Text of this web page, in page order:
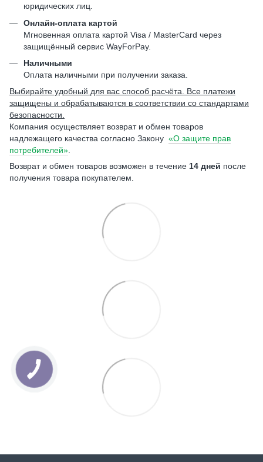
юридических лиц.
Онлайн-оплата картой
Мгновенная оплата картой Visa / MasterCard через
защищённый сервис WayForPay.
Наличными
Оплата наличными при получении заказа.
Выбирайте удобный для вас способ расчёта. Все платежи
защищены и обрабатываются в соответствии со стандартами
безопасности.
Компания осуществляет возврат и обмен товаров
надлежащего качества согласно Закону «О защите прав
потребителей».
Возврат и обмен товаров возможен в течение 14 дней после
получения товара покупателем.